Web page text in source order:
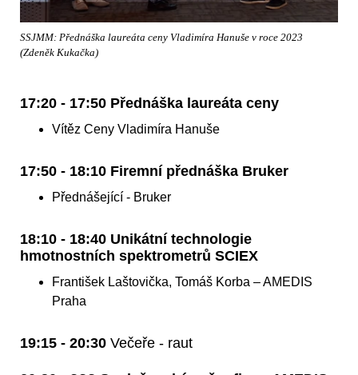
SSJMM: Přednáška laureáta ceny Vladimíra Hanuše v roce 2023
(Zdeněk Kukačka)
17:20 - 17:50 Přednáška laureáta ceny
Vítěz Ceny Vladimíra Hanuše
17:50 - 18:10 Firemní přednáška Bruker
Přednášející - Bruker
18:10 - 18:40 Unikátní technologie
hmotnostních spektrometrů SCIEX
František Laštovička, Tomáš Korba – AMEDIS
Praha
19:15 - 20:30 Večeře - raut